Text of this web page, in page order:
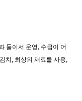
둘이서 운영, 수급이 어
치, 최상의 재료를 사용,